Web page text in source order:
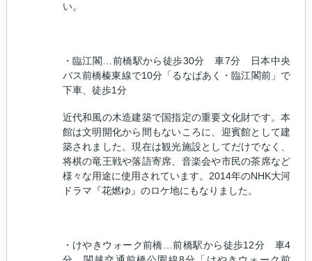
い。
・臨江閣…前橋駅から徒歩30分 車7分 日本中央
バス前橋榛東線で10分「るなぱあく・臨江閣前」で
下車、徒歩1分
近代和風の木造建築で国指定の重要文化財です。本
館は文明開化から間もないころに、迎賓館として建
築されました。現在は観光施設としてだけでなく、
将棋の竜王戦や落語寄席、音楽会や市民の茶席など
様々な用途に使用されています。 2014年のNHK大河
ドラマ『花燃ゆ』のロケ地にもなりました。
・けやきウォーク前橋…前橋駅から徒歩12分 車4